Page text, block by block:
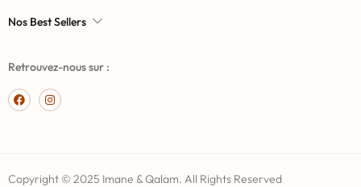
Nos Best Sellers
Retrouvez-nous sur :
Copyright © 2025 Imane & Qalam. All Rights Reserved